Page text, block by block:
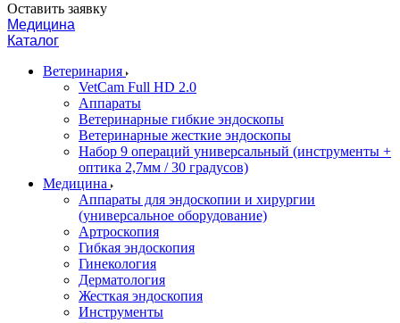
Оставить заявку
Медицина
Каталог
Ветеринария
VetCam Full HD 2.0
Аппараты
Ветеринарные гибкие эндоскопы
Ветеринарные жесткие эндоскопы
Набор 9 операций универсальный (инструменты +
оптика 2,7мм / 30 градусов)
Медицина
Аппараты для эндоскопии и хирургии
(универсальное оборудование)
Артроскопия
Гибкая эндоскопия
Гинекология
Дерматология
Жесткая эндоскопия
Инструменты